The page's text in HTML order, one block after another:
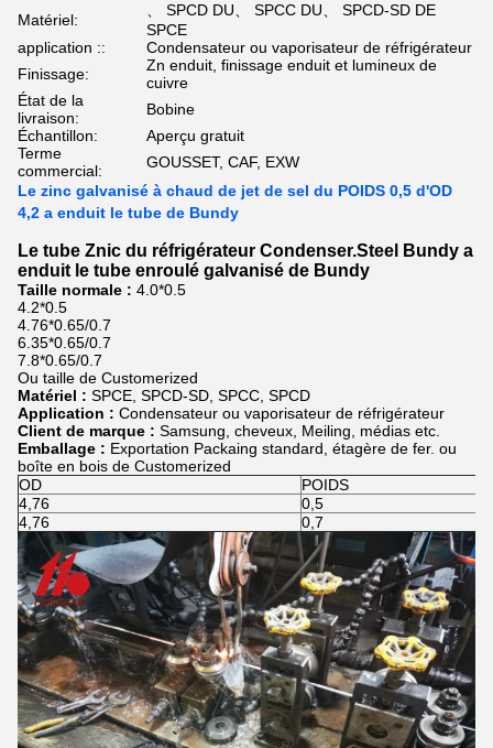
Matériel:
、 SPCD DU、 SPCC DU、 SPCD-SD DE
SPCE
application ::
Condensateur ou vaporisateur de réfrigérateur
Finissage:
Zn enduit, finissage enduit et lumineux de
cuivre
État de la
livraison:
Bobine
Échantillon:
Aperçu gratuit
Terme
commercial:
GOUSSET, CAF, EXW
Le zinc galvanisé à chaud de jet de sel du POIDS 0,5 d'OD
4,2 a enduit le tube de Bundy
Le tube Znic du réfrigérateur Condenser.Steel Bundy a
enduit le tube enroulé galvanisé de Bundy
Taille normale : 4.0*0.5
4.2*0.5
4.76*0.65/0.7
6.35*0.65/0.7
7.8*0.65/0.7
Ou taille de Customerized
Matériel : SPCE, SPCD-SD, SPCC, SPCD
Application : Condensateur ou vaporisateur de réfrigérateur
Client de marque : Samsung, cheveux, Meiling, médias etc.
Emballage : Exportation Packaing standard, étagère de fer. ou
boîte en bois de Customerized
OD
POIDS
4,76
0,5
4,76
0,7